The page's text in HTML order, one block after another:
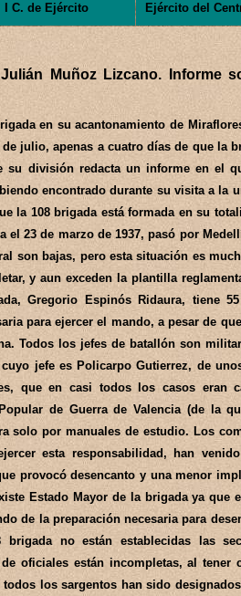
I C. de Ejército Ejército del
Muñoz Lizcano. Informe
en su acantonamiento de
julio, apenas a cuatro días de que la
su división redacta un informe en el
encontrado durante su visita a la
la 108 brigada está formada en su
el 23 de marzo de 1937, pasó por
son bajas, pero esta situación es
y aun exceden la plantilla
Gregorio Espinós Ridaura, tiene
para ejercer el mando, a pesar de
Todos los jefes de batallón son
jefe es Policarpo Gutierrez, de
que en casi todos los casos eran
de Guerra de Valencia (de la
solo por manuales de estudio. Los
esta responsabilidad, han
provocó desencanto y una menor
Estado Mayor de la brigada ya que
de la preparación necesaria para
no están establecidas las
oficiales están incompletas, al
todos los sargentos han sido